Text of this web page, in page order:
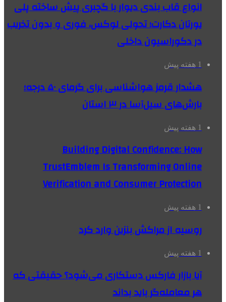
انواع قاب بندی دیوار با گچبری پیش ساخته پلی
یورتان دکارت؛ تحولی لوکس، فوری و بدون تخریب
در دکوراسیون داخلی
1 هفته پیش
هشدار قرمز هواشناسی برای گرمای ۵۰ درجه؛
بارش‌های سیل‌آسا در ۳ استان
1 هفته پیش
Building Digital Confidence: How
TrustEmblem Is Transforming Online
Verification and Consumer Protection
1 هفته پیش
روسیه از مراکش بنزین وارد کرد
1 هفته پیش
آیا بازار فارکس دستکاری می‌شود؟ حقیقتی که
هر معامله‌گر باید بداند